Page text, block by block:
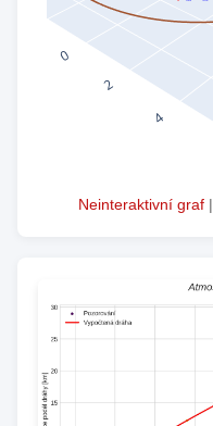
Neinteraktivní graf|